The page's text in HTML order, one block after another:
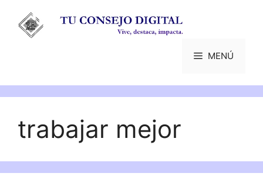
contenido
MENÚ
trabajar mejor